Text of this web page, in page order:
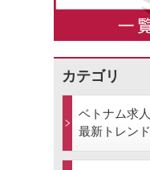
カテゴリ
ベトナム求人
最新トレンド